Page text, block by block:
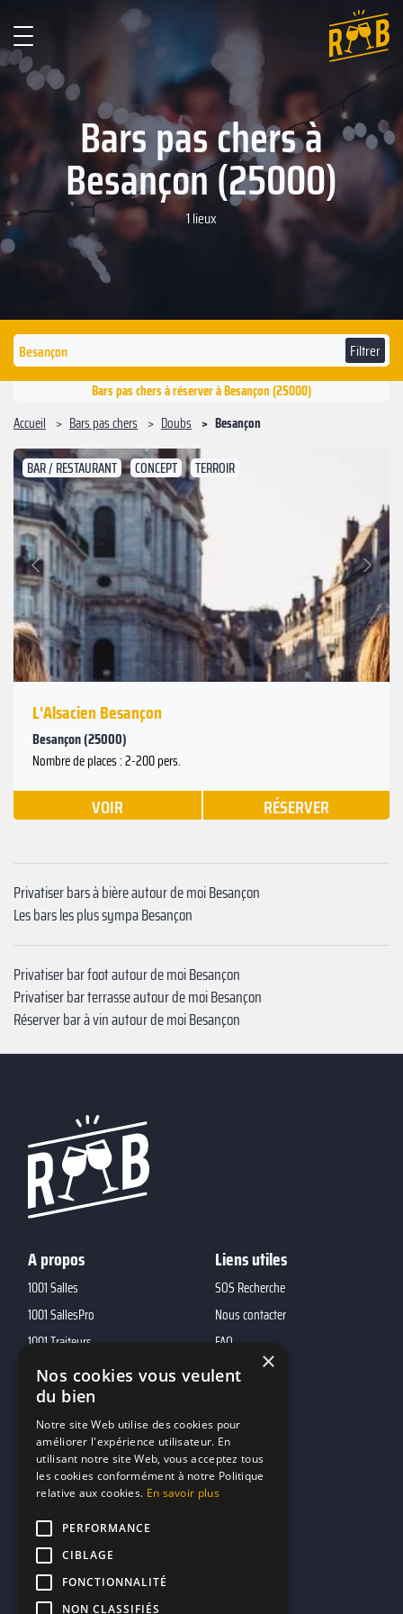
Bars pas chers à
Besançon (25000)
1 lieux
Filtrer
Bars pas chers à réserver à Besançon (25000)
Accueil
Bars pas chers Doubs Besançon
BAR / RESTAURANT CONCEPT TERROIR
Précédent
Suivant
L'Alsacien Besançon
Besançon (25000)
Nombre de places : 2-200 pers.
VOIR RÉSERVER
Privatiser bars à bière autour de moi Besançon
Les bars les plus sympa Besançon
Privatiser bar foot autour de moi Besançon
Privatiser bar terrasse autour de moi Besançon
Réserver bar à vin autour de moi Besançon
A propos
1001 Salles
1001 SallesPro
1001 Traiteurs
1001 DJ
10h01
MP2
Liens utiles
SOS Recherche
Nous contacter
FAQ
Contacts
marketing@reserverunbar.fr
11 rue Maurice Grandcoing
94200 Ivry-sur-Seine
×
Nos cookies vous veulent
du bien
Notre site Web utilise des cookies pour
améliorer l'expérience utilisateur. En
utilisant notre site Web, vous acceptez tous
les cookies conformément à notre Politique
relative aux cookies. En savoir plus
PERFORMANCE
CIBLAGE
FONCTIONNALITÉ
NON CLASSIFIÉS